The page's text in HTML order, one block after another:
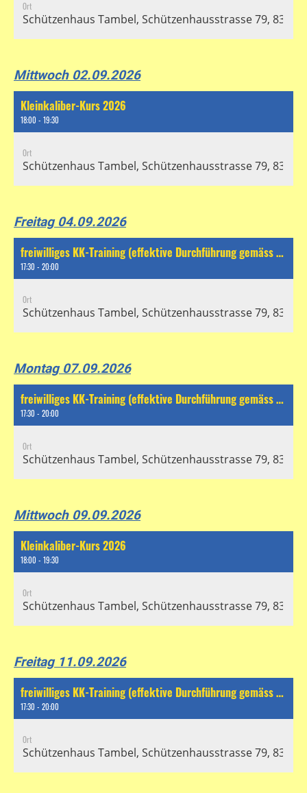
Ort
Schützenhaus Tambel, Schützenhausstrasse 79, 8304
Mittwoch 02.09.2026
Kleinkaliber-Kurs 2026
18:00 - 19:30
Ort
Schützenhaus Tambel, Schützenhausstrasse 79, 8304
Freitag 04.09.2026
freiwilliges KK-Training (effektive Durchführung gemäss separatem Chat)
17:30 - 20:00
Ort
Schützenhaus Tambel, Schützenhausstrasse 79, 8304
Montag 07.09.2026
freiwilliges KK-Training (effektive Durchführung gemäss separatem Chat)
17:30 - 20:00
Ort
Schützenhaus Tambel, Schützenhausstrasse 79, 8304
Mittwoch 09.09.2026
Kleinkaliber-Kurs 2026
18:00 - 19:30
Ort
Schützenhaus Tambel, Schützenhausstrasse 79, 8304
Freitag 11.09.2026
freiwilliges KK-Training (effektive Durchführung gemäss separatem Chat)
17:30 - 20:00
Ort
Schützenhaus Tambel, Schützenhausstrasse 79, 8304